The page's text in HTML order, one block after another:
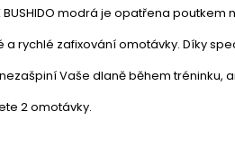
BUSHIDO modrá je opatřena
a rychlé zafixování omotávky. Díky
Vaše dlaně během tréninku,
2 omotávky.